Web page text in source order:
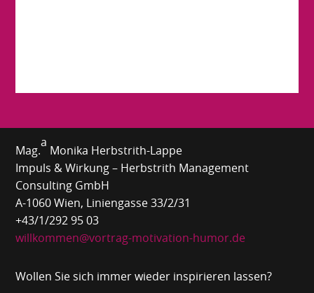
Mag.
a
Monika Herbstrith-Lappe
Impuls & Wirkung – Herbstrith Management
Consulting GmbH
A-1060 Wien, Liniengasse 33/2/31
+43/1/292 95 03
willkommen@vortrag-motivation-humor.de
Wollen Sie sich immer wieder inspirieren lassen?